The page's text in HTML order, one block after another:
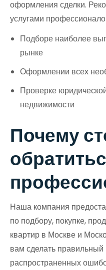
оформления сделки.
услугами
Подборе наиболее
рынке
Оформлении всех
Проверке
недвижимости
Почему
Наша компания
по подбору, покупке,
квартир в Москве и
вам сделать
распространенных